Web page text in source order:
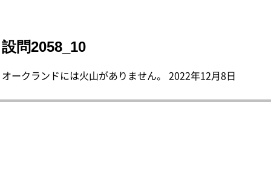
設問2058_10
オークランドには火山がありません。 2022年12月8日